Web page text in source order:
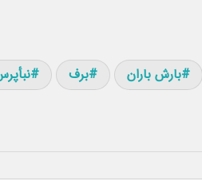
بارش باران برف